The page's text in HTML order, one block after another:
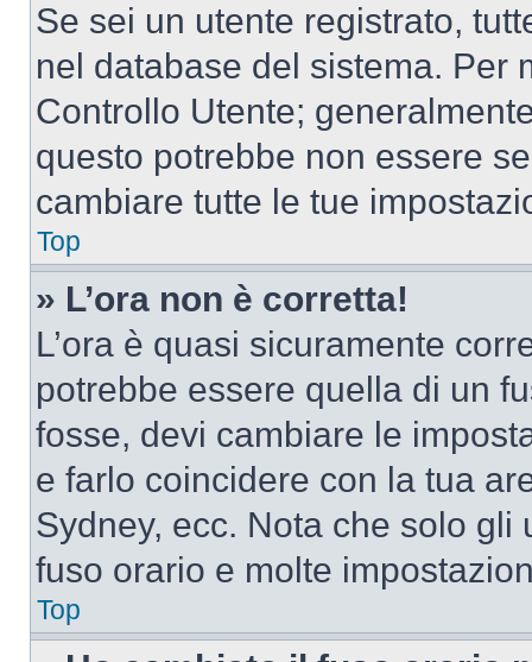
Se sei un utente registrato,
nel database del sistema. Per
Controllo Utente;
questo potrebbe non essere
cambiare tutte le tue
Top
» L’ora non è corretta!
L’ora è quasi sicuramente
potrebbe essere quella di un
fosse, devi cambiare le
e farlo coincidere con la tua
Sydney, ecc. Nota che solo
fuso orario e molte
Top